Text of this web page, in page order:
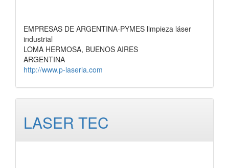
EMPRESAS DE ARGENTINA-PYMES limpieza láser
industrial
LOMA HERMOSA, BUENOS AIRES
ARGENTINA
http://www.p-laserla.com
LASER TEC